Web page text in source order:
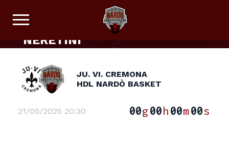
IL TITOLO SPORTIVO A
DISPOSIZIONE DI NARDÒ E DEI
NERETINI
JU. VI. CREMONA
HDL NARDÒ BASKET
21/05/2025 20:30 00g00h00m00s